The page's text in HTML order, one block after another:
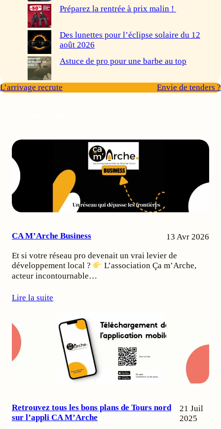
Préparez la rentrée à prix malin !
Des lunettes pour l’éclipse solaire du 12
août 2026
Astuce de pro pour une barbe au top
L’arrivage recrute Envie de tenders ?
CA M’Arche Business 13 Avr 2026
Et si votre réseau pro devenait un vrai levier de
développement local ?
L’association Ça m’Arche,
acteur incontournable…
Lire la suite
Retrouvez tous les bons plans de Tours nord
sur l’appli CA M’Arche
21 Juil
2025